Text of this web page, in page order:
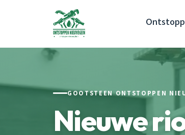
GOOTSTEEN ONTSTOPPEN
Nieuwe